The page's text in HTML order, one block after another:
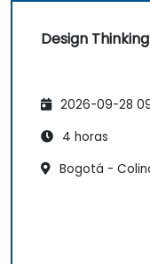
Design Thinking
2026-09-28
4 horas
Bogotá -